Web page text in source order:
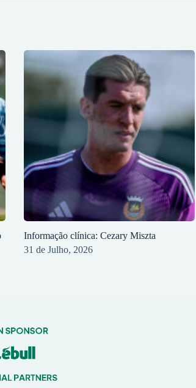
Informação clínica: Cezary Miszta
31 de Julho, 2026